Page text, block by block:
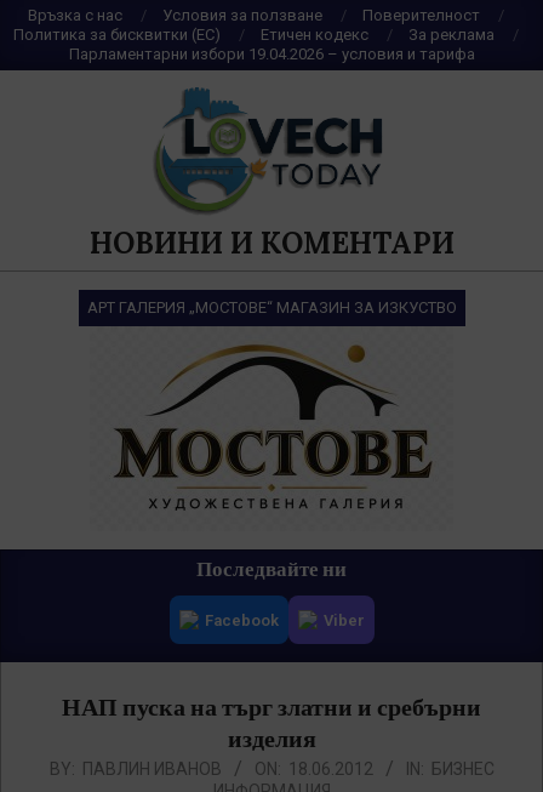
Skip
to
content
Връзка с нас Условия за ползване
Поверителност
Политика за бисквитки (ЕС)
Етичен кодекс
За реклама
Парламентарни избори 19.04.2026 – условия и тарифа
НОВИНИ И КОМЕНТАРИ
АРТ ГАЛЕРИЯ „МОСТОВЕ“ МАГАЗИН ЗА ИЗКУСТВО
Последвайте ни
Facebook Viber
НАП пуска на търг златни и сребърни
изделия
BY: ПАВЛИН ИВАНОВ ON: 18.06.2012 IN: БИЗНЕС